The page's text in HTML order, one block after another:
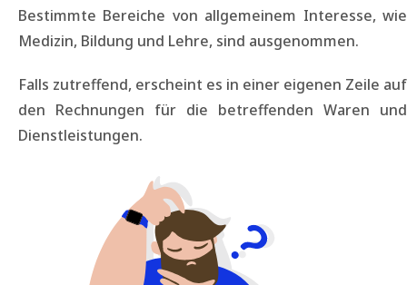
Bestimmte Bereiche von allgemeinem Interesse, wie
Medizin, Bildung und Lehre, sind ausgenommen.
Falls zutreffend, erscheint es in einer eigenen Zeile auf
den Rechnungen für die betreffenden Waren und
Dienstleistungen.